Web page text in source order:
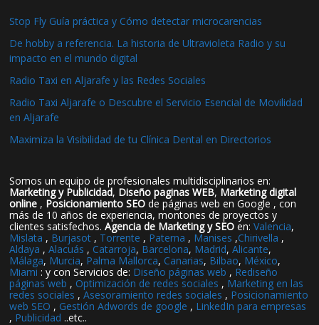
Stop Fly Guía práctica y Cómo detectar microcarencias
De hobby a referencia. La historia de Ultravioleta Radio y su
impacto en el mundo digital
Radio Taxi en Aljarafe y las Redes Sociales
Radio Taxi Aljarafe o Descubre el Servicio Esencial de Movilidad
en Aljarafe
Maximiza la Visibilidad de tu Clínica Dental en Directorios
Somos un equipo de profesionales multidisciplinarios en:
Marketing y Publicidad, Diseño paginas WEB, Marketing digital
online , Posicionamiento SEO de páginas web en Google , con
más de 10 años de experiencia, montones de proyectos y
clientes satisfechos.Agencia de Marketing y SEO en:Valencia,
Mislata , Burjasot , Torrente , Paterna , Manises ,Chirivella ,
Aldaya ,Alacuás , Catarroja, Barcelona, Madrid,Alicante,
Málaga, Murcia, Palma Mallorca, Canarias, Bilbao, México,
Miami : y con Servicios de: Diseño páginas web , Rediseño
páginas web , Optimización de redes sociales , Marketing en las
redes sociales ,Asesoramiento redes sociales , Posicionamiento
web SEO , Gestión Adwords de google , LinkedIn para empresas
, Publicidad ..etc..